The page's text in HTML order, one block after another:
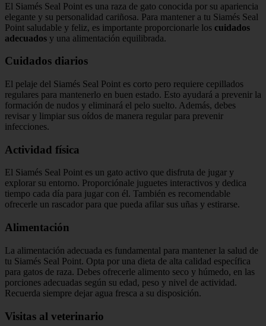
El Siamés Seal Point es una raza de gato conocida por su apariencia
elegante y su personalidad cariñosa. Para mantener a tu Siamés Seal
Point saludable y feliz, es importante proporcionarle los cuidados
adecuados y una alimentación equilibrada.
Cuidados diarios
El pelaje del Siamés Seal Point es corto pero requiere cepillados
regulares para mantenerlo en buen estado. Esto ayudará a prevenir la
formación de nudos y eliminará el pelo suelto. Además, debes
revisar y limpiar sus oídos de manera regular para prevenir
infecciones.
Actividad física
El Siamés Seal Point es un gato activo que disfruta de jugar y
explorar su entorno. Proporciónale juguetes interactivos y dedica
tiempo cada día para jugar con él. También es recomendable
ofrecerle un rascador para que pueda afilar sus uñas y estirarse.
Alimentación
La alimentación adecuada es fundamental para mantener la salud de
tu Siamés Seal Point. Opta por una dieta de alta calidad específica
para gatos de raza. Debes ofrecerle alimento seco y húmedo, en las
porciones adecuadas según su edad, peso y nivel de actividad.
Recuerda siempre dejar agua fresca a su disposición.
Visitas al veterinario